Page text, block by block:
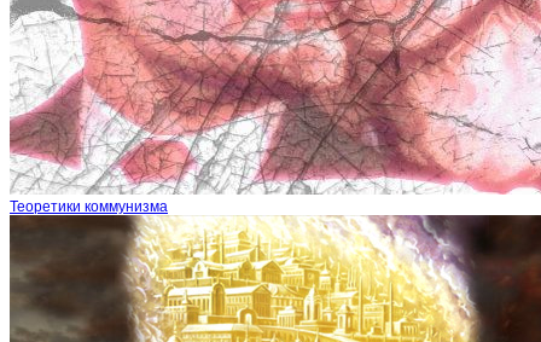
Теоретики коммунизма